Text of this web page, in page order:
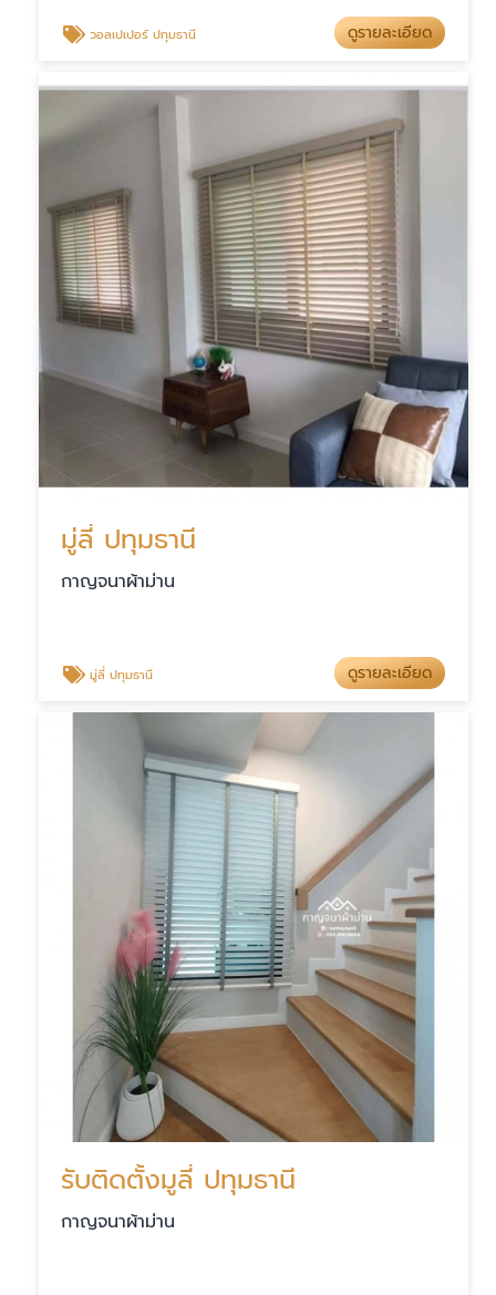
วอลเปเปอร์ ปทุมธานี ดูรายละเอียด
มู่ลี่ ปทุมธานี
กาญจนาผ้าม่าน
มู่ลี่ ปทุมธานี ดูรายละเอียด
รับติดตั้งมูลี่ ปทุมธานี
กาญจนาผ้าม่าน